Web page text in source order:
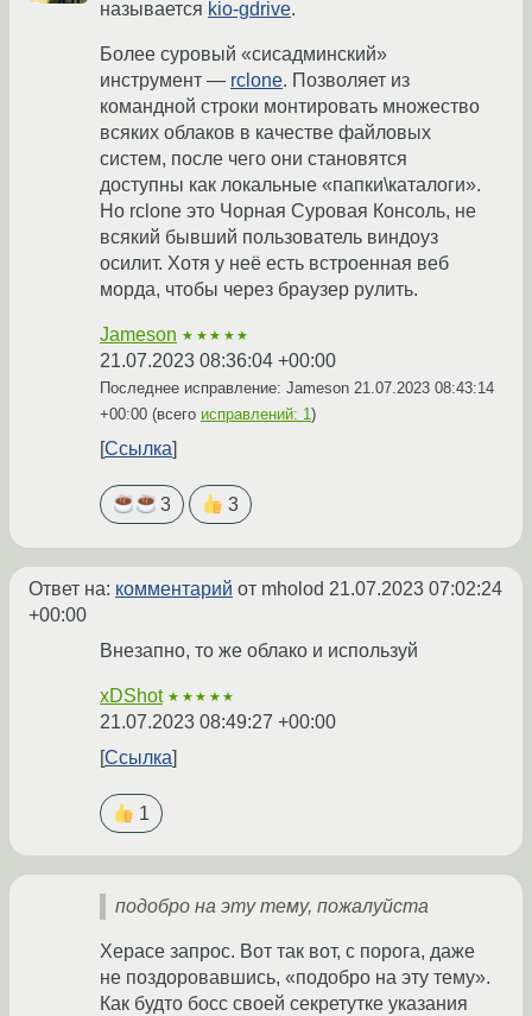
называется kio-gdrive.
Более суровый «сисадминский»
инструмент — rclone. Позволяет из
командной строки монтировать множество
всяких облаков в качестве файловых
систем, после чего они становятся
доступны как локальные «папки\каталоги».
Но rclone это Чорная Суровая Консоль, не
всякий бывший пользователь виндоуз
осилит. Хотя у неё есть встроенная веб
морда, чтобы через браузер рулить.
Jameson ★★★★★
21.07.2023 08:36:04 +00:00
Последнее исправление: Jameson 21.07.2023 08:43:14
+00:00 (всего исправлений: 1 )
Ссылка
3 3
Ответ на: комментарий от mholod 21.07.2023 07:02:24
+00:00
Внезапно, то же облако и используй
xDShot ★★★★★
21.07.2023 08:49:27 +00:00
Ссылка
1
подобро на эту тему, пожалуйста
Херасе запрос. Вот так вот, с порога, даже
не поздоровавшись, «подобро на эту тему».
Как будто босс своей секретутке указания